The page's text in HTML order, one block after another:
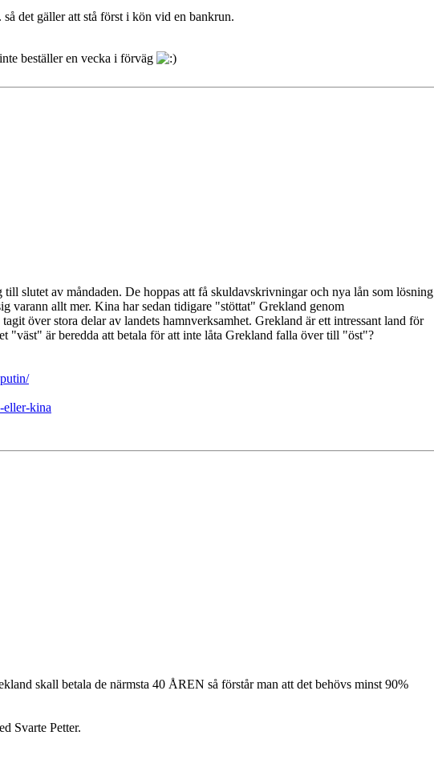
det gäller att stå först i kön vid en bankrun.
beställer en vecka i förväg
slutet av måndaden. De hoppas att få skuldavskrivningar och nya lån som lösning
varann allt mer. Kina har sedan tidigare "stöttat" Grekland genom
över stora delar av landets hamnverksamhet. Grekland är ett intressant land för
"väst" är beredda att betala för att inte låta Grekland falla över till "öst"?
eller-kina
skall betala de närmsta 40 ÅREN så förstår man att det behövs minst 90%
Svarte Petter.